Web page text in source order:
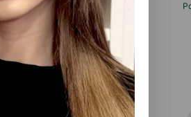
Хаки. Длинна: 5 метра. До 12 кг.